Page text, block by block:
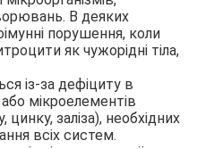
В деяких
порушення, коли
як чужорідні тіла,
із-за дефіциту в
або мікроелементів
цинку, заліза), необхідних
всіх систем.